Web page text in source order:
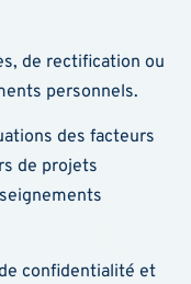
de rectification ou
personnels.
des facteurs
de projets
confidentialité et